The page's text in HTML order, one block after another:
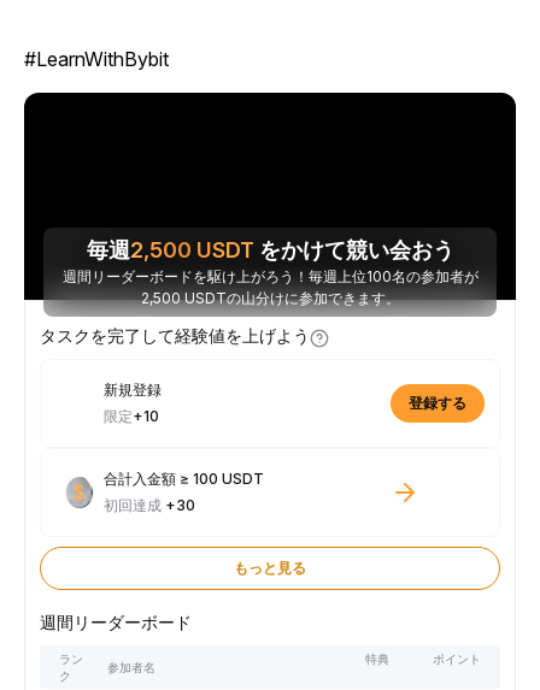
#LearnWithBybit
毎週2,500 USDT をかけて競い会おう
週間リーダーボードを駆け上がろう！毎週上位100名の参加者が
2,500 USDTの山分けに参加できます。
タスクを完了して経験値を上げよう
新規登録
限定+10
登録する
合計入金額 ≥ 100 USDT
初回達成 +30
もっと見る
週間リーダーボード
ラン
ク
参加者名
特典 ポイント